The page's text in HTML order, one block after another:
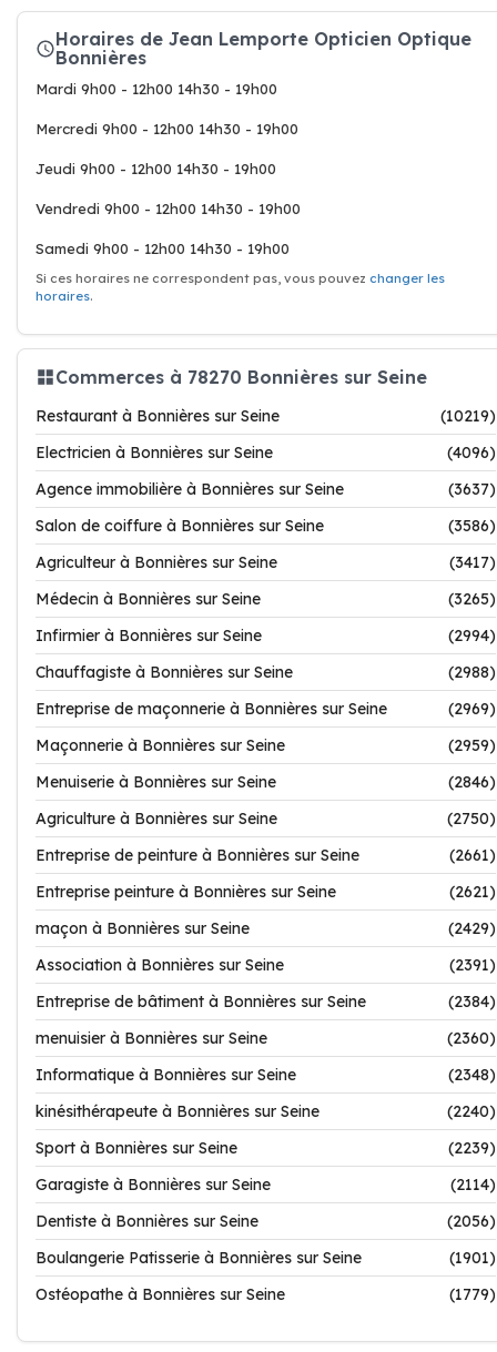
Horaires de Jean Lemporte Opticien Optique
Bonnières
Mardi 9h00 - 12h00 14h30 - 19h00
Mercredi 9h00 - 12h00 14h30 - 19h00
Jeudi 9h00 - 12h00 14h30 - 19h00
Vendredi 9h00 - 12h00 14h30 - 19h00
Samedi 9h00 - 12h00 14h30 - 19h00
Si ces horaires ne correspondent pas, vous pouvez changer les
horaires.
Commerces à 78270 Bonnières sur Seine
Restaurant à Bonnières sur Seine
(10219)
Electricien à Bonnières sur Seine
(4096)
Agence immobilière à Bonnières sur Seine
(3637)
Salon de coiffure à Bonnières sur Seine
(3586)
Agriculteur à Bonnières sur Seine
(3417)
Médecin à Bonnières sur Seine
(3265)
Infirmier à Bonnières sur Seine
(2994)
Chauffagiste à Bonnières sur Seine
(2988)
Entreprise de maçonnerie à Bonnières sur Seine
(2969)
Maçonnerie à Bonnières sur Seine
(2959)
Menuiserie à Bonnières sur Seine
(2846)
Agriculture à Bonnières sur Seine
(2750)
Entreprise de peinture à Bonnières sur Seine
(2661)
Entreprise peinture à Bonnières sur Seine
(2621)
maçon à Bonnières sur Seine
(2429)
Association à Bonnières sur Seine
(2391)
Entreprise de bâtiment à Bonnières sur Seine
(2384)
menuisier à Bonnières sur Seine
(2360)
Informatique à Bonnières sur Seine
(2348)
kinésithérapeute à Bonnières sur Seine
(2240)
Sport à Bonnières sur Seine
(2239)
Garagiste à Bonnières sur Seine
(2114)
Dentiste à Bonnières sur Seine
(2056)
Boulangerie Patisserie à Bonnières sur Seine
(1901)
Ostéopathe à Bonnières sur Seine
(1779)